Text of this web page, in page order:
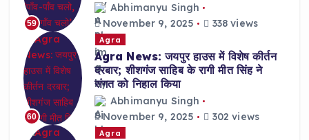
59
Abhimanyu Singh
November 9, 2025
338 views
60
Agra
Agra News: जयपुर हाउस में विशेष कीर्तन
दरबार; शीशगंज साहिब के रागी मीत सिंह ने
संगत को निहाल किया
Abhimanyu Singh
November 9, 2025
302 views
Agra